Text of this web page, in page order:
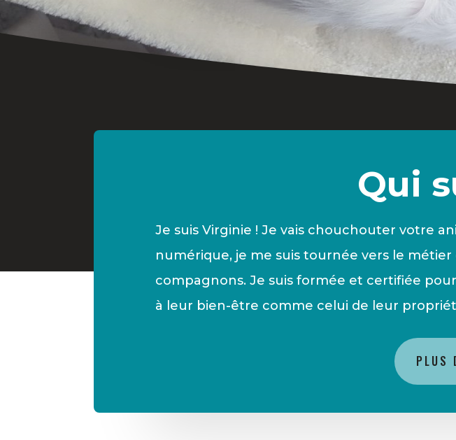
Qui
Je suis Virginie ! Je vais chouchouter votre
numérique, je me suis tournée vers le
compagnons. Je suis formée et certifiée
à leur bien-être comme celui de leur
PLUS